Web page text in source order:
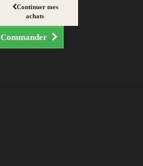
Continuer mes
achats
Commander